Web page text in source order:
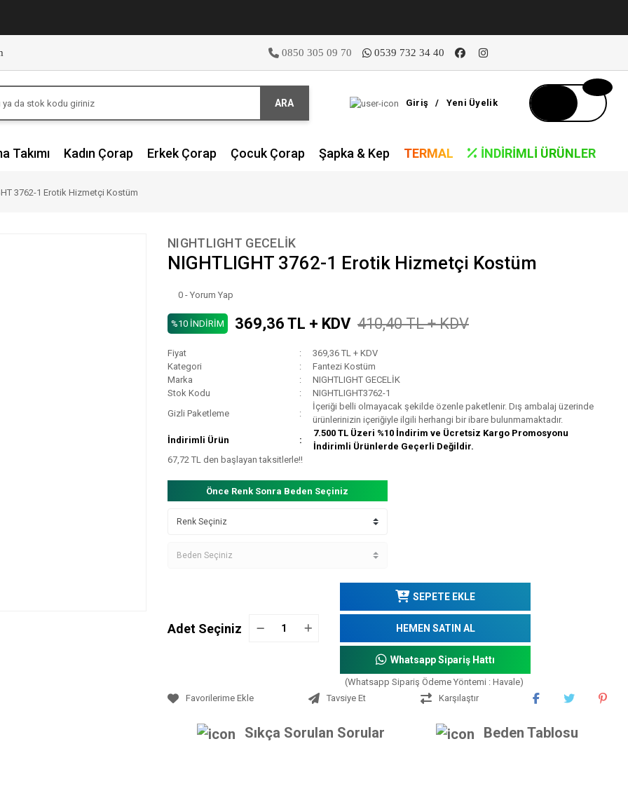
0850 305 09 70 0539 732 34 40
ARA Giriş / Yeni Üyelik
Takımı Kadın Çorap Erkek Çorap Çocuk Çorap Şapka & Kep TERMAL İNDIRIMLI ÜRÜNLER
3762-1 Erotik Hizmetçi Kostüm
NIGHTLIGHT GECELİK
NIGHTLIGHT 3762-1 Erotik Hizmetçi Kostüm
0 - Yorum Yap
%10 İNDİRİM 369,36 TL + KDV 410,40 TL + KDV
Fiyat
369,36 TL + KDV
Kategori
Fantezi Kostüm
Marka
NIGHTLIGHT GECELİK
Stok Kodu
NIGHTLIGHT3762-1
Gizli Paketleme
İçeriği belli olmayacak şekilde özenle paketlenir. Dış ambalaj üzerinde
ürünlerinizin içeriğiyle ilgili herhangi bir ibare bulunmamaktadır.
İndirimli Ürün
7.500 TL Üzeri %10 İndirim ve Ücretsiz Kargo Promosyonu
İndirimli Ürünlerde Geçerli Değildir.
67,72 TL den başlayan taksitlerle!!
Önce Renk Sonra Beden Seçiniz
Adet Seçiniz
SEPETE EKLE
HEMEN SATIN AL
Whatsapp Sipariş Hattı
(Whatsapp Sipariş Ödeme Yöntemi : Havale)
Tavsiye Et
Karşılaştır
Sıkça Sorulan Sorular Beden Tablosu